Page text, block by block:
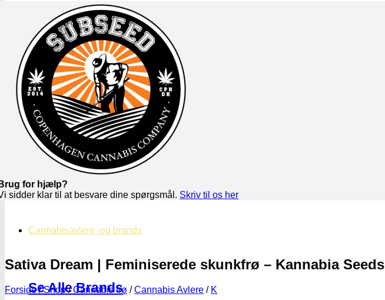
Cannabisavlere -og brands
Se Alle Brands
for hjælp?
sidder klar til at besvare dine spørgsmål. Skriv til os her
Sativa Dream | Feminiserede skunkfrø – Kannabia Seeds
Forside / Shop / Cannabis frø / Cannabis Avlere / K